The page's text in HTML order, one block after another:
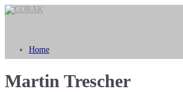
Home
Martin Trescher